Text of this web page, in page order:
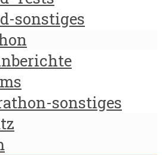
sonstiges
sonstiges